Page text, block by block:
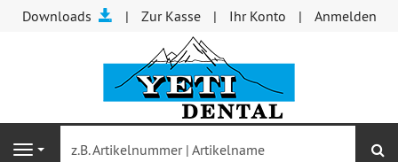
Downloads Zur Kasse Ihr Konto Anmelden
Navigation